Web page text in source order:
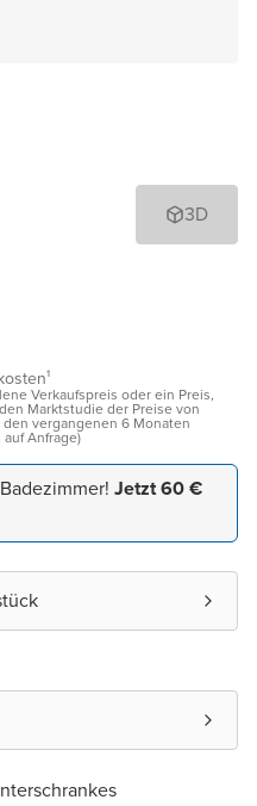
3D
Verkaufspreis oder ein Preis,
Marktstudie der Preise von
vergangenen 6 Monaten
Anfrage)
Jetzt 60 €